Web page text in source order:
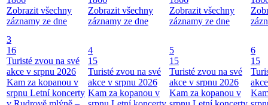
Zobrazit všechny
záznamy ze dne
Zobrazit všechny
záznamy ze dne
Zobrazit všechny
záznamy ze dne
3
16
Turisté zvou na své
akce v srpnu 2026
Kam za kopanou v
srpnu Letní koncerty
4
15
Turisté zvou na své
akce v srpnu 2026
Kam za kopanou v
5
15
Turisté zvou na své
akce v srpnu 2026
Kam za kopanou v
6
15